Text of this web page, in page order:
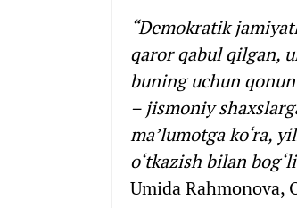
“Demokratik
qaror qabul qilgan,
buning uchun
– jismoniy
ma’lumotga ko‘ra,
o‘tkazish bilan
Umida